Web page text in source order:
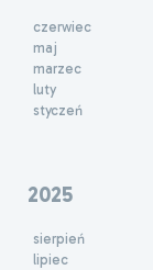
czerwiec
maj
marzec
luty
styczeń
2025
sierpień
lipiec